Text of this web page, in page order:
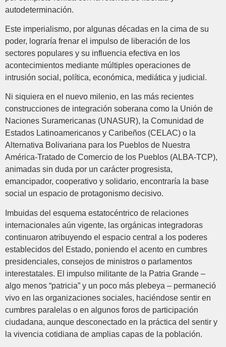
autodeterminación.
Este imperialismo, por algunas décadas en la cima de su
poder, lograría frenar el impulso de liberación de los
sectores populares y su influencia efectiva en los
acontecimientos mediante múltiples operaciones de
intrusión social, política, económica, mediática y judicial.
Ni siquiera en el nuevo milenio, en las más recientes
construcciones de integración soberana como la Unión de
Naciones Suramericanas (UNASUR), la Comunidad de
Estados Latinoamericanos y Caribeños (CELAC) o la
Alternativa Bolivariana para los Pueblos de Nuestra
América-Tratado de Comercio de los Pueblos (ALBA-TCP),
animadas sin duda por un carácter progresista,
emancipador, cooperativo y solidario, encontraría la base
social un espacio de protagonismo decisivo.
Imbuidas del esquema estatocéntrico de relaciones
internacionales aún vigente, las orgánicas integradoras
continuaron atribuyendo el espacio central a los poderes
establecidos del Estado, poniendo el acento en cumbres
presidenciales, consejos de ministros o parlamentos
interestatales. El impulso militante de la Patria Grande –
algo menos “patricia” y un poco más plebeya – permaneció
vivo en las organizaciones sociales, haciéndose sentir en
cumbres paralelas o en algunos foros de participación
ciudadana, aunque desconectado en la práctica del sentir y
la vivencia cotidiana de amplias capas de la población.